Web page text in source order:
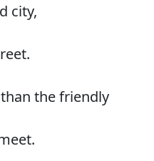
city,
the friendly